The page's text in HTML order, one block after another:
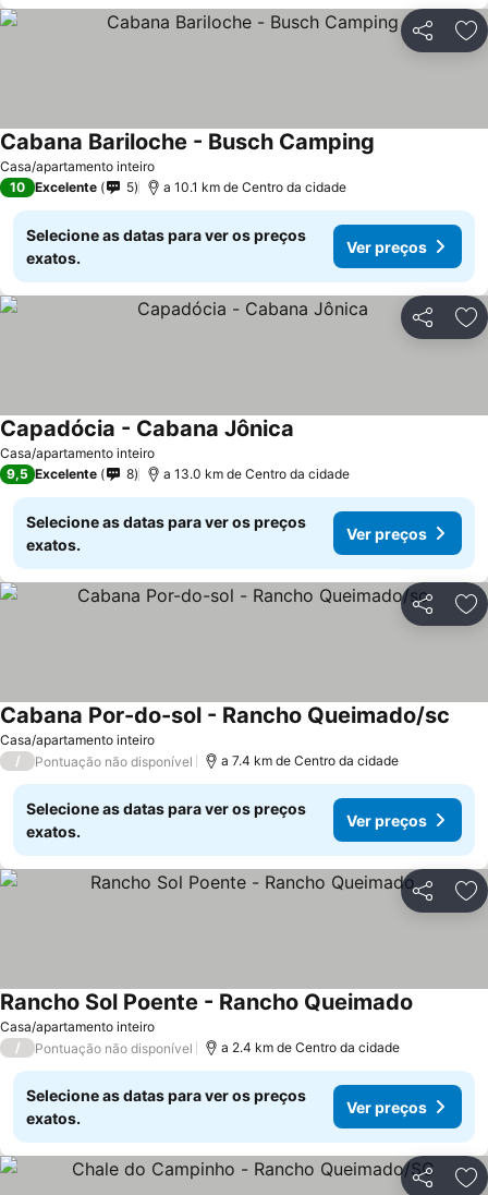
Partilhar
Casa/apartamento inteiro
Cabana Bariloche - Busch Camping
10 Excelente 5 a 10.1 km de Centro da cidade
Selecione as datas para ver os preços
exatos.
Ver preços
Partilhar
Casa/apartamento inteiro
Capadócia - Cabana Jônica
9,5 Excelente 8 a 13.0 km de Centro da cidade
Selecione as datas para ver os preços
exatos.
Ver preços
Partilhar
Casa/apartamento inteiro
Cabana Por-do-sol - Rancho Queimado/sc
/ Pontuação não disponível a 7.4 km de Centro da cidade
Selecione as datas para ver os preços
exatos.
Ver preços
Partilhar
Casa/apartamento inteiro
Rancho Sol Poente - Rancho Queimado
/ Pontuação não disponível a 2.4 km de Centro da cidade
Selecione as datas para ver os preços
exatos.
Ver preços
Partilhar